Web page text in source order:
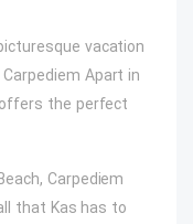
vacation
Apart in
the perfect
Carpediem
that Kas has to